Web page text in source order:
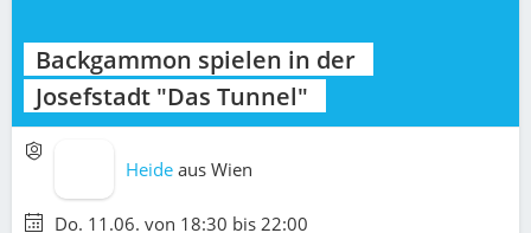
Backgammon spielen in der
Josefstadt "Das Tunnel"
Heide aus Wien
Do. 11.06. von 18:30 bis 22:00